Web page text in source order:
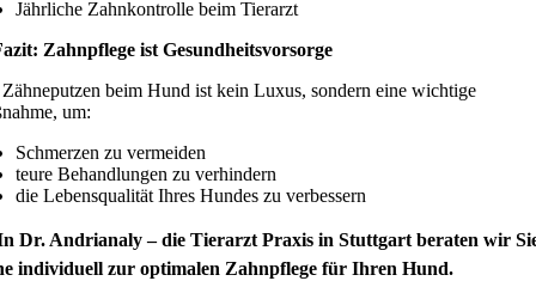
Jährliche Zahnkontrolle beim Tierarzt
Zahnpflege ist Gesundheitsvorsorge
beim Hund ist kein Luxus, sondern eine wichtige
um:
Schmerzen zu vermeiden
teure Behandlungen zu verhindern
die Lebensqualität Ihres Hundes zu verbessern
Dr. Andrianaly – die Tierarzt Praxis in Stuttgart beraten wir
individuell zur optimalen Zahnpflege für Ihren Hund.